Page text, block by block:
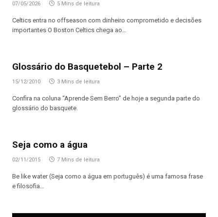
07/05/2026 5 Mins de leitura
Celtics entra no offseason com dinheiro comprometido e decisões
importantes O Boston Celtics chega ao…
Glossário do Basquetebol – Parte 2
15/12/2010 3 Mins de leitura
Confira na coluna “Aprende Sem Berro” de hoje a segunda parte do
glossário do basquete.
Seja como a água
02/11/2015 7 Mins de leitura
Be like water (Seja como a água em português) é uma famosa frase
e filosofia…